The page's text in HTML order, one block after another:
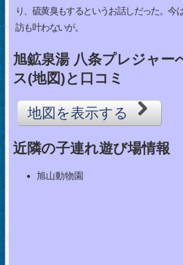
り、硫黄臭もするというお話しだった。今
訪も叶わないが。
旭鉱泉湯 八条プレジャー
ス(地図)と口コミ
地図を表示する
近隣の子連れ遊び場情報
旭山動物園